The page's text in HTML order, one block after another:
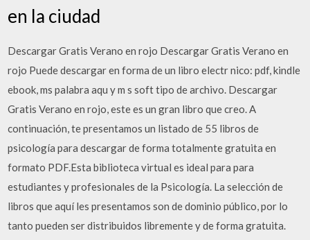
en la ciudad
Descargar Gratis Verano en rojo Descargar Gratis Verano en
rojo Puede descargar en forma de un libro electr nico: pdf, kindle
ebook, ms palabra aqu y m s soft tipo de archivo. Descargar
Gratis Verano en rojo, este es un gran libro que creo. A
continuación, te presentamos un listado de 55 libros de
psicología para descargar de forma totalmente gratuita en
formato PDF.Esta biblioteca virtual es ideal para para
estudiantes y profesionales de la Psicología. La selección de
libros que aquí les presentamos son de dominio público, por lo
tanto pueden ser distribuidos libremente y de forma gratuita.